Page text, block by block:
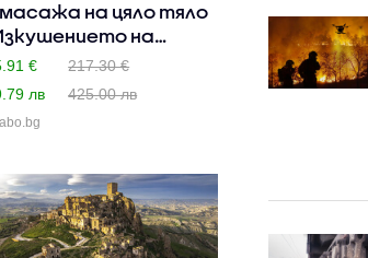
на цяло тяло
на
€
217.30 €
лв
425.00 лв